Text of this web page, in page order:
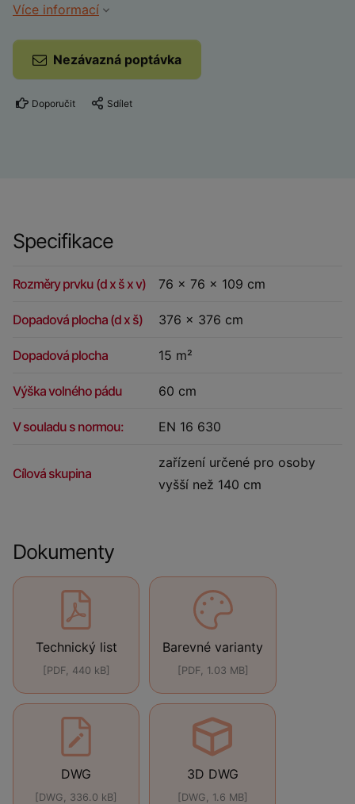
Více informací
Nezávazná poptávka
Doporučit Sdílet
Specifikace
Rozměry prvku (d x š x v) 76 x 76 x 109 cm
Dopadová plocha (d x š) 376 x 376 cm
Dopadová plocha 15 m²
Výška volného pádu 60 cm
V souladu s normou: EN 16 630
Cílová skupina
zařízení určené pro osoby
vyšší než 140 cm
Dokumenty
Technický list
[PDF, 440 kB]
Barevné varianty
[PDF, 1.03 MB]
DWG
[DWG, 336.0 kB]
3D DWG
[DWG, 1.6 MB]